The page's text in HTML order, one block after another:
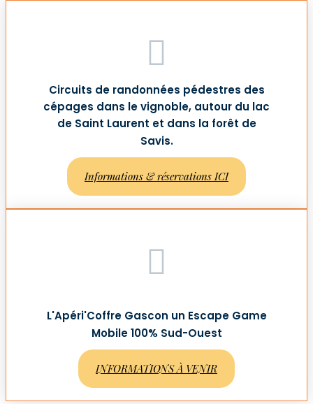
Circuits de randonnées pédestres des
cépages dans le vignoble, autour du lac
de Saint Laurent et dans la forêt de
Savis.
Informations & réservations ICI
L'Apéri'Coffre Gascon un Escape Game
Mobile 100% Sud-Ouest
INFORMATIONS À VENIR